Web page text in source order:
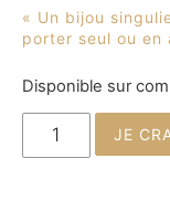
« Un bijou
porter seul ou en
Disponible sur
JE